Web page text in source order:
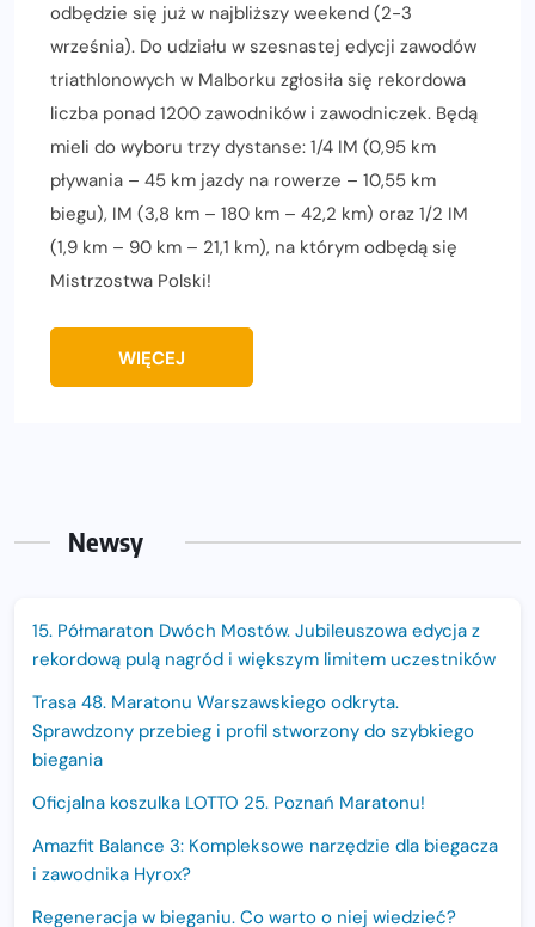
odbędzie się już w najbliższy weekend (2-3
września). Do udziału w szesnastej edycji zawodów
triathlonowych w Malborku zgłosiła się rekordowa
liczba ponad 1200 zawodników i zawodniczek. Będą
mieli do wyboru trzy dystanse: 1/4 IM (0,95 km
pływania – 45 km jazdy na rowerze – 10,55 km
biegu), IM (3,8 km – 180 km – 42,2 km) oraz 1/2 IM
(1,9 km – 90 km – 21,1 km), na którym odbędą się
Mistrzostwa Polski!
WIĘCEJ
Newsy
15. Półmaraton Dwóch Mostów. Jubileuszowa edycja z
rekordową pulą nagród i większym limitem uczestników
Trasa 48. Maratonu Warszawskiego odkryta.
Sprawdzony przebieg i profil stworzony do szybkiego
biegania
Oficjalna koszulka LOTTO 25. Poznań Maratonu!
Amazfit Balance 3: Kompleksowe narzędzie dla biegacza
i zawodnika Hyrox?
Regeneracja w bieganiu. Co warto o niej wiedzieć?